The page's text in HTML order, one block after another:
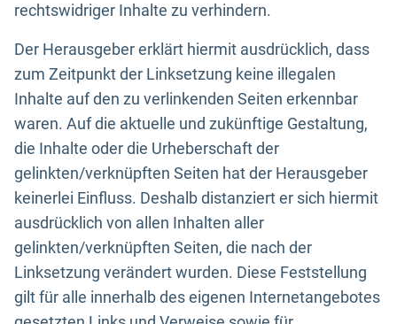
rechtswidriger Inhalte zu verhindern.
Der Herausgeber erklärt hiermit ausdrücklich, dass
zum Zeitpunkt der Linksetzung keine illegalen
Inhalte auf den zu verlinkenden Seiten erkennbar
waren. Auf die aktuelle und zukünftige Gestaltung,
die Inhalte oder die Urheberschaft der
gelinkten/verknüpften Seiten hat der Herausgeber
keinerlei Einfluss. Deshalb distanziert er sich hiermit
ausdrücklich von allen Inhalten aller
gelinkten/verknüpften Seiten, die nach der
Linksetzung verändert wurden. Diese Feststellung
gilt für alle innerhalb des eigenen Internetangebotes